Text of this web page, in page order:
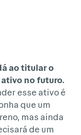
ao titular o
no futuro.
esse ativo é
que um
mas ainda
de um